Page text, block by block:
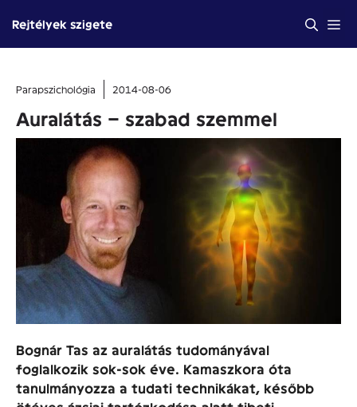
tartalomba
Rejtélyek szigete
Parapszichológia 2014-08-06
Auralátás – szabad szemmel
Bognár Tas az auralátás tudományával
foglalkozik sok-sok éve. Kamaszkora óta
tanulmányozza a tudati technikákat, később